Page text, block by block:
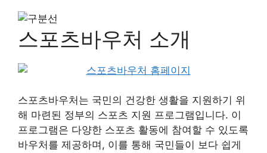
스포츠바우처 소개
스포츠바우처는 국민의 건강한 생활을 지원하기 위
해 마련된 정부의 스포츠 지원 프로그램입니다. 이
프로그램은 다양한 스포츠 활동에 참여할 수 있도록
바우처를 제공하며, 이를 통해 국민들이 보다 쉽게